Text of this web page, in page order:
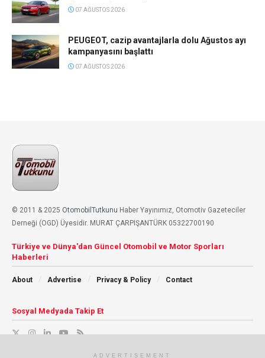
07 AĞUSTOS 2026
PEUGEOT, cazip avantajlarla dolu Ağustos ayı
kampanyasını başlattı
07 AĞUSTOS 2026
© 2011 & 2025 OtomobilTutkunu Haber Yayınımız, Otomotiv Gazeteciler
Derneği (OGD) Üyesidir. MURAT ÇARPIŞANTÜRK 05322700190
Türkiye ve Dünya'dan Güncel Otomobil ve Motor Sporları
Haberleri
About Advertise Privacy & Policy Contact
Sosyal Medyada Takip Et
ADVERTISEMENT